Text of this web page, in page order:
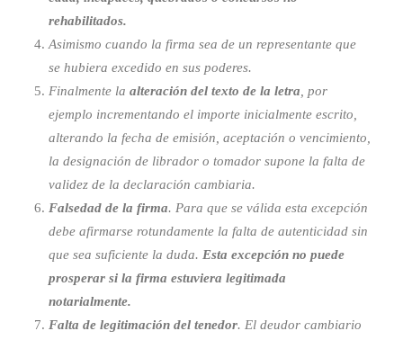
rehabilitados.
Asimismo cuando la firma sea de un representante que
se hubiera excedido en sus poderes.
Finalmente la alteración del texto de la letra, por
ejemplo incrementando el importe inicialmente escrito,
alterando la fecha de emisión, aceptación o vencimiento,
la designación de librador o tomador supone la falta de
validez de la declaración cambiaria.
Falsedad de la firma. Para que se válida esta excepción
debe afirmarse rotundamente la falta de autenticidad sin
que sea suficiente la duda. Esta excepción no puede
prosperar si la firma estuviera legitimada
notarialmente.
Falta de legitimación del tenedor. El deudor cambiario